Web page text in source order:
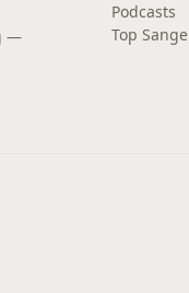
—
Podcasts
Top Sange